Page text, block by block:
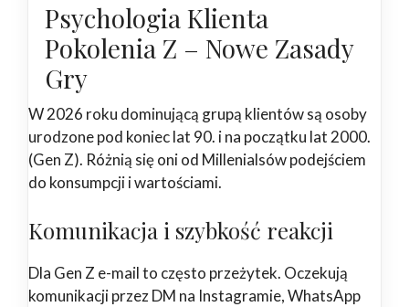
Psychologia Klienta
Pokolenia Z – Nowe Zasady
Gry
W 2026 roku dominującą grupą klientów są osoby
urodzone pod koniec lat 90. i na początku lat 2000.
(Gen Z). Różnią się oni od Millenialsów podejściem
do konsumpcji i wartościami.
Komunikacja i szybkość reakcji
Dla Gen Z e-mail to często przeżytek. Oczekują
komunikacji przez DM na Instagramie, WhatsApp